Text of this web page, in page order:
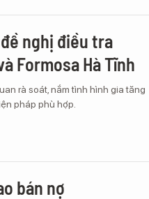
nghị điều tra
Formosa Hà Tĩnh
rà soát, nắm tình hình gia tăng
pháp phù hợp.
bán nợ